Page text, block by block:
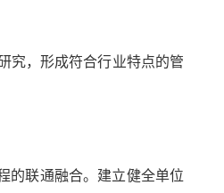
究，形成符合行业特点的管
的联通融合。建立健全单位